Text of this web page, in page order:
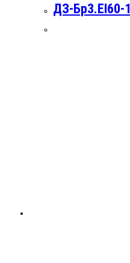
ДЗ-Бр3.EI60-1